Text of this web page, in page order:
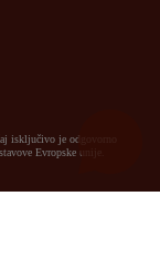
isključivo je odgovorno
Evropske unije.